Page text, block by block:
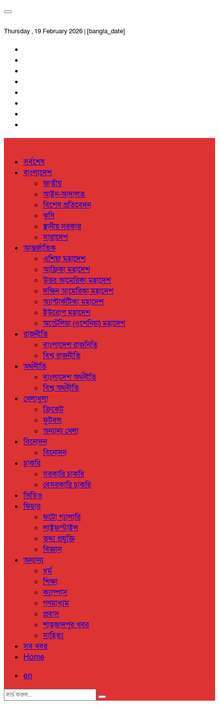
Thursday , 19 February 2026 | [bangla_date]
সর্বশেষ
বাংলাদেশ
জাতীয়
আইন-আদালত
বিশেষ প্রতিবেদন
কৃষি
স্থানীয় সরকার
সারাদেশ
আন্তর্জাতিক
এশিয়া মহাদেশ
আফ্রিকা মহাদেশ
উত্তর আমেরিকা মহাদেশ
দক্ষিন আমেরিকা মহাদেশ
অ্যান্টার্কটিকা মহাদেশ
ইউরোপ মহাদেশ
অস্ট্রেলিয়া (ওশেনিয়া) মহাদেশ
রাজনীতি
বাংলাদেশ রাজনিতি
বিশ্ব রাজনীতি
অর্থনীতি
বাংলাদেশ অর্থনীতি
বিশ্ব অর্থনীতি
খেলাধুলা
ক্রিকেট
ফুটবল
অন্যান্য খেলা
বিনোদন
বিনোদন
চাকরি
সরকারি চাকরি
বেসরকারি চাকরি
ভিডিও
ফিচার
ফটো গ্যালারি
লাইফস্টাইল
তথ্য প্রযুক্তি
বিজ্ঞান
অন্যান্য
ধর্ম
শিক্ষা
ক্যাম্পাস
গণমাধ্যম
প্রবাস
শাহজাদপুর খবর
সাহিত্য
সব খবর
Home
en